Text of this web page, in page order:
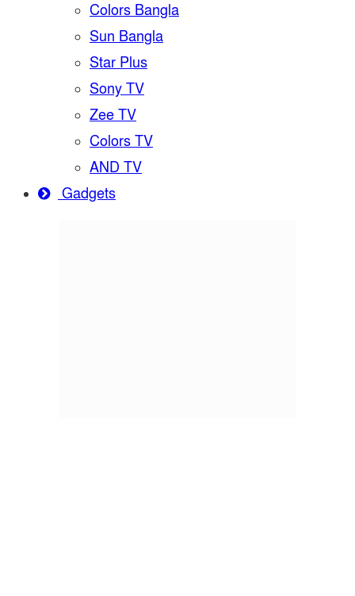
Colors Bangla
Sun Bangla
Star Plus
Sony TV
Zee TV
Colors TV
AND TV
Gadgets